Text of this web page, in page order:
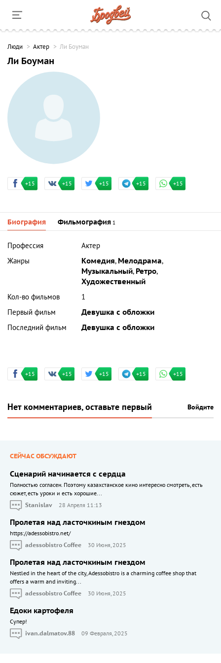
Люди Актер Ли Боуман
Ли Боуман
+15 +15 +15 +15 +15
Биография Фильмография 1
Профессия
Актер
Жанры
Комедия, Мелодрама,
Музыкальный, Ретро,
Художественный
Кол-во фильмов
1
Первый фильм
Девушка с обложки
Последний фильм
Девушка с обложки
+15 +15 +15 +15 +15
Нет комментариев, оставьте первый Войдите
СЕЙЧАС ОБСУЖДАЮТ
Сценарий начинается с сердца
Полностью согласен. Поэтому казахстанское кино интересно смотреть, есть
сюжет, есть уроки и есть хорошие...
Stanislav
28 Апреля 11:13
Пролетая над ласточкиным гнездом
https://adessobistro.net/
adessobistro Coffee
30 Июня, 2025
Пролетая над ласточкиным гнездом
Nestled in the heart of the city, Adessobistro is a charming coffee shop that
offers a warm and inviting...
adessobistro Coffee
30 Июня, 2025
Едоки картофеля
Cупер!
ivan.dalmatov.88
09 Февраля, 2025